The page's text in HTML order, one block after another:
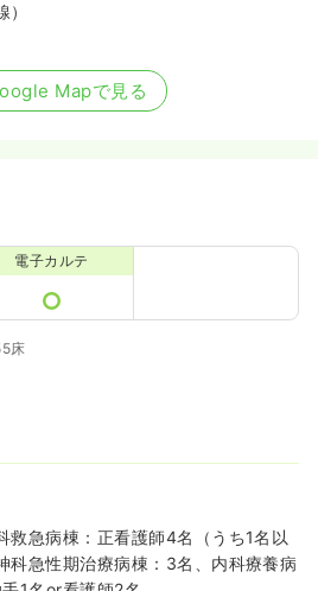
Mapで見る
電子カルテ
床
救急病棟：正看護師4名（うち1名以
科急性期治療病棟：3名、内科療養病